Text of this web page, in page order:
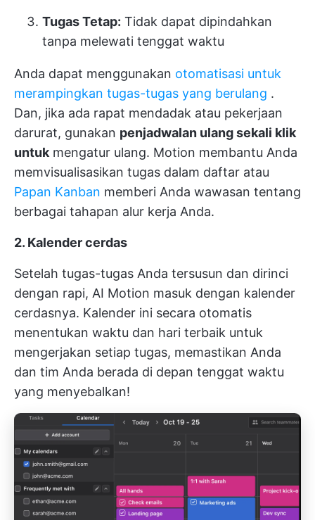
Tugas Tetap: Tidak dapat dipindahkan
tanpa melewati tenggat waktu
Anda dapat menggunakan otomatisasi untuk
merampingkan tugas-tugas yang berulang .
Dan, jika ada rapat mendadak atau pekerjaan
darurat, gunakan penjadwalan ulang sekali klik
untuk mengatur ulang. Motion membantu Anda
memvisualisasikan tugas dalam daftar atau
Papan Kanban memberi Anda wawasan tentang
berbagai tahapan alur kerja Anda.
2. Kalender cerdas
Setelah tugas-tugas Anda tersusun dan dirinci
dengan rapi, AI Motion masuk dengan kalender
cerdasnya. Kalender ini secara otomatis
menentukan waktu dan hari terbaik untuk
mengerjakan setiap tugas, memastikan Anda
dan tim Anda berada di depan tenggat waktu
yang menyebalkan!